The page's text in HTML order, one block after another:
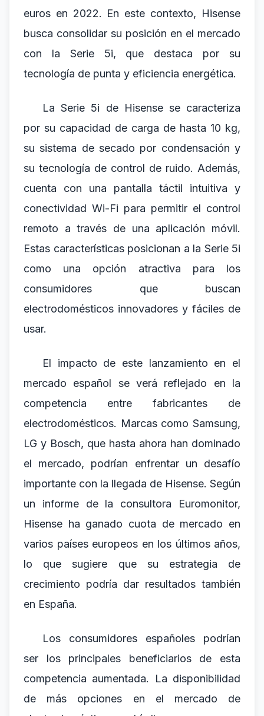
euros en 2022. En este contexto, Hisense
busca consolidar su posición en el mercado
con la Serie 5i, que destaca por su
tecnología de punta y eficiencia energética.
La Serie 5i de Hisense se caracteriza
por su capacidad de carga de hasta 10 kg,
su sistema de secado por condensación y
su tecnología de control de ruido. Además,
cuenta con una pantalla táctil intuitiva y
conectividad Wi-Fi para permitir el control
remoto a través de una aplicación móvil.
Estas características posicionan a la Serie 5i
como una opción atractiva para los
consumidores que buscan
electrodomésticos innovadores y fáciles de
usar.
El impacto de este lanzamiento en el
mercado español se verá reflejado en la
competencia entre fabricantes de
electrodomésticos. Marcas como Samsung,
LG y Bosch, que hasta ahora han dominado
el mercado, podrían enfrentar un desafío
importante con la llegada de Hisense. Según
un informe de la consultora Euromonitor,
Hisense ha ganado cuota de mercado en
varios países europeos en los últimos años,
lo que sugiere que su estrategia de
crecimiento podría dar resultados también
en España.
Los consumidores españoles podrían
ser los principales beneficiarios de esta
competencia aumentada. La disponibilidad
de más opciones en el mercado de